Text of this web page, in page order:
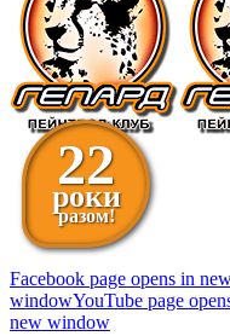
22
роки
разом!
Facebook page opens in
windowYouTube page
new window